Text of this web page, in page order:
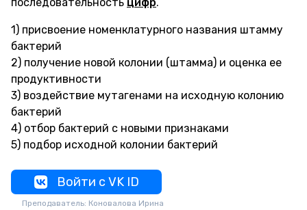
1) присвоение номенклатурного названия штамму
бактерий
2) получение новой колонии (штамма) и оценка ее
продуктивности
3) воздействие мутагенами на исходную колонию
бактерий
4) отбор бактерий с новыми признаками
5) подбор исходной колонии бактерий
Войти с VK ID
Преподаватель: Коновалова Ирина